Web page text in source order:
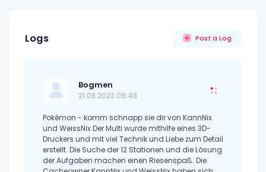
Logs Post a Log
Bogmen
21.08.2023 09:48
Pokémon - komm schnapp sie dir von KannNix
und WeissNix Der Multi wurde mithilfe eines 3D-
Druckers und mit viel Technik und Liebe zum Detail
erstellt. Die Suche der 12 Stationen und die Lösung
der Aufgaben machen einen Riesenspaß. Die